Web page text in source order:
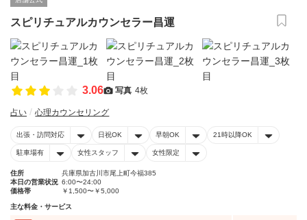
スピリチュアルカウンセラー昌運
3.06 写真 4枚
占い 心理カウンセリング
出張・訪問対応 日祝OK 早朝OK 21時以降OK
駐車場有 女性スタッフ 女性限定
住所
兵庫県加古川市尾上町今福385
本日の営業状況 6:00〜24:00
価格帯
￥1,500〜￥5,000
主な料金・サービス